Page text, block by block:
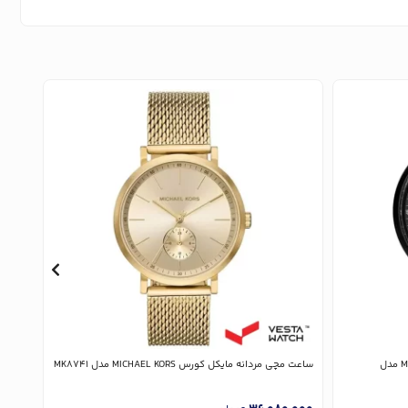
ساعت مچی مردانه مایکل کورس MICHAEL KORS مدل
ساعت مچی مردانه مایکل کورس MICHAEL KORS مدل MK8741